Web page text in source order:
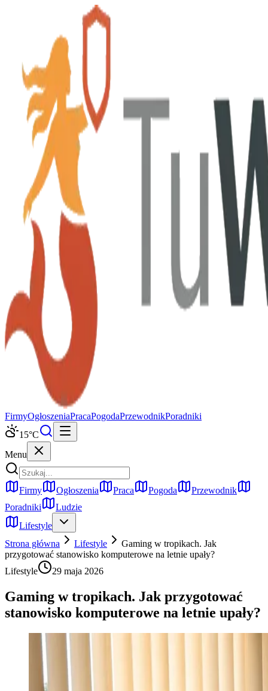
FirmyOgłoszeniaPracaPogodaPrzewodnikPoradniki
15°C
Menu
Firmy Ogłoszenia Praca Pogoda
Przewodnik
Poradniki
Ludzie
Lifestyle
Strona główna
Lifestyle
Gaming w tropikach. Jak
przygotować stanowisko komputerowe na letnie upały?
Lifestyle
29 maja 2026
Gaming w tropikach. Jak przygotować
stanowisko komputerowe na letnie upały?